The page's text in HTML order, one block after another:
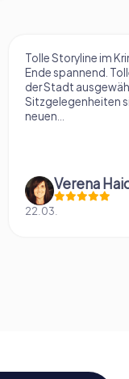
Tolle Storyline im
Ende spannend.
der Stadt
Sitzgelegenheiten
neuen...
22.03.